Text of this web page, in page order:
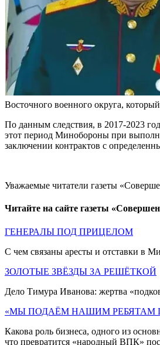
Восточного военного округа,
По данным следствия, в 2017-2023
этот период Минобороны при
заключении контрактов с
Уважаемые читатели газеты
Читайте на сайте газеты
ГЕНЕРАЛЫ ПОД ПРИЦЕЛОМ
С чем связаны аресты и отставки в
ЗОЛОТЫЕ ЗВЁЗДЫ ЗА РЕШЁТКОЙ
Дело Тимура Иванова: жертва
«МЫ ПОДАЁМ НАШИМ РЕБЯТАМ
Какова роль бизнеса, одного из
что превратится «народный ВПК»